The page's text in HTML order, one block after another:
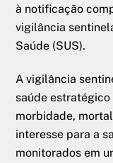
à notificação
vigilância
Saúde (SUS).
A vigilância
saúde
morbidade,
interesse para a
monitorados em